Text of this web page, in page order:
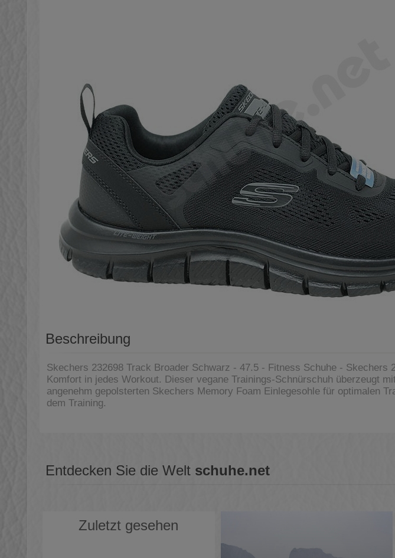
Beschreibung
Skechers 232698 Track Broader Schwarz - 47.5 - Fitness Schuhe -
Komfort in jedes Workout. Dieser vegane Trainings-Schnürschuh überzeugt
angenehm gepolsterten Skechers Memory Foam Einlegesohle für optimalen
dem Training.
Entdecken Sie die Welt schuhe.net
Zuletzt gesehen